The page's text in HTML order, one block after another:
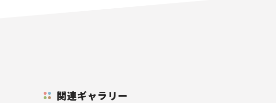
関連ギャラリー